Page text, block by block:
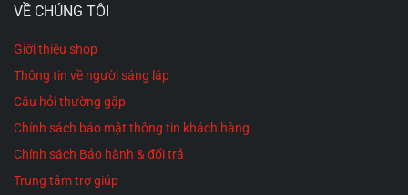
VỀ CHÚNG TÔI
Giới thiệu shop
Thông tin về người sáng lập
Câu hỏi thường gặp
Chính sách bảo mật thông tin khách hàng
Chính sách Bảo hành & đổi trả
Trung tâm trợ giúp